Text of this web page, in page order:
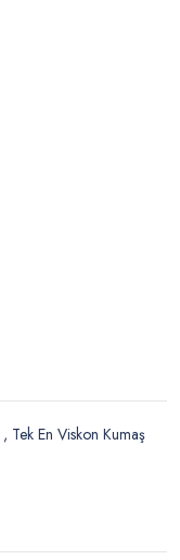
, Tek En Viskon Kumaş